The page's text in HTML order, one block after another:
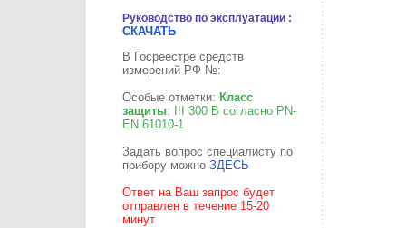
Руководство по эксплуатации :
СКАЧАТЬ
В Госреестре средств
измерений РФ №:
Особые отметки: Класс
защиты: III 300 В согласно PN-
EN 61010-1
Задать вопрос специалисту по
прибору можно ЗДЕСЬ
Ответ на Ваш запрос будет
отправлен в течение 15-20
минут